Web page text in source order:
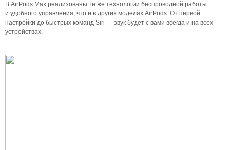
В AirPods Max реализованы те же технологии беспроводной работы
и удобного управления, что и в других моделях AirPods. От первой
настройки до быстрых команд Siri — звук будет с вами всегда и на всех
устройствах.